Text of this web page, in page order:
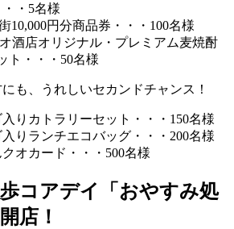
・5名様
10,000円分商品券・・・100名様
酒店オリジナル・プレミアム麦焼酎
ト・・・50名様
も、うれしいセカンドチャンス！
りカトラリーセット・・・150名様
りランチエコバッグ・・・200名様
オカード・・・500名様
コアデイ「おやすみ処
店！